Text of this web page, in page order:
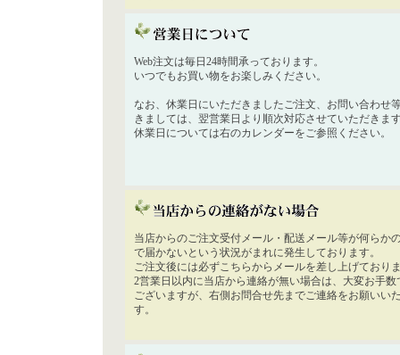
Web注文は毎日24時間承っております。
いつでもお買い物をお楽しみください。
なお、休業日にいただきましたご注文、お問い合わせ
きましては、翌営業日より順次対応させていただきま
休業日については右のカレンダーをご参照ください。
当店からのご注文受付メール・配送メール等が何らか
で届かないという状況がまれに発生しております。
ご注文後には必ずこちらからメールを差し上げており
2営業日以内に当店から連絡が無い場合は、大変お手数
ございますが、右側お問合せ先までご連絡をお願いい
す。